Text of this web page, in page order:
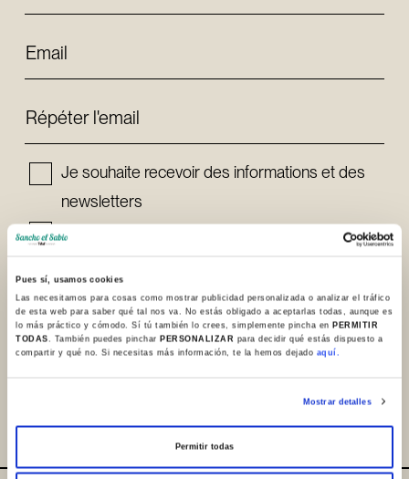
Pues sí, usamos cookies
Las necesitamos para cosas como mostrar publicidad personalizada o analizar el tráfico
de esta web para saber qué tal nos va. No estás obligado a aceptarlas todas, aunque es
lo más práctico y cómodo. Sí tú también lo crees, simplemente pincha en PERMITIR
TODAS . También puedes pinchar PERSONALIZAR para decidir qué estás dispuesto a
compartir y qué no. Si necesitas más información, te la hemos dejado aquí.
Mostrar detalles
Permitir todas
Email
Répéter l'email
Je souhaite recevoir des informations et des
newsletters
J'ai lu et j'accepte la
Politique de confidentialité
Inscrivez-vous